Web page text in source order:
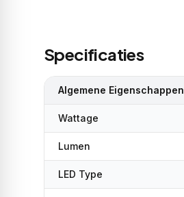
Specificaties
Algemene Eigenschappen
Wattage
Lumen
LED Type